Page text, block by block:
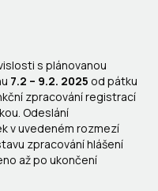
s plánovanou
7.2 – 9.2. 2025 od pátku
zpracování registrací
Odeslání
v uvedeném rozmezí
zpracování hlášení
až po ukončení